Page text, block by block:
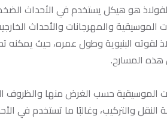
هو هيكل يستخدم في الأحداث
والمهرجانات والأحداث
لقوته البنيوية وطول عمره، حيث
هذه المسارح.
الموسيقية حسب الغرض منها والظروف
والتركيب، وغالبًا ما تستخدم في